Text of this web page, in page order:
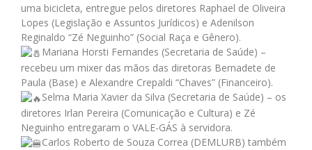
uma bicicleta, entregue pelos diretores Raphael de Oliveira
Lopes (Legislação e Assuntos Jurídicos) e Adenilson
Reginaldo “Zé Neguinho” (Social Raça e Gênero).
Mariana Horsti Fernandes (Secretaria de Saúde) –
recebeu um mixer das mãos das diretoras Bernadete de
Paula (Base) e Alexandre Crepaldi “Chaves” (Financeiro).
Selma Maria Xavier da Silva (Secretaria de Saúde) – os
diretores Irlan Pereira (Comunicação e Cultura) e Zé
Neguinho entregaram o VALE-GÁS à servidora.
Carlos Roberto de Souza Correa (DEMLURB) também